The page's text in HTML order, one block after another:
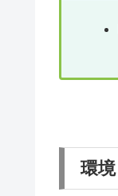
環境